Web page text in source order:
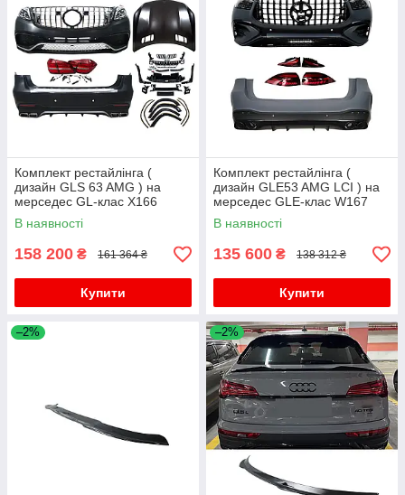
Комплект рестайлінга (
дизайн GLS 63 AMG ) на
мерседес GL-клас X166
2012-2015 року
В наявності
158 200 ₴ 161 364 ₴
Купити
Комплект рестайлінга (
дизайн GLE53 AMG LCI ) на
мерседес GLE-клас W167
2018-2023 року
В наявності
135 600 ₴ 138 312 ₴
Купити
–2% –2%